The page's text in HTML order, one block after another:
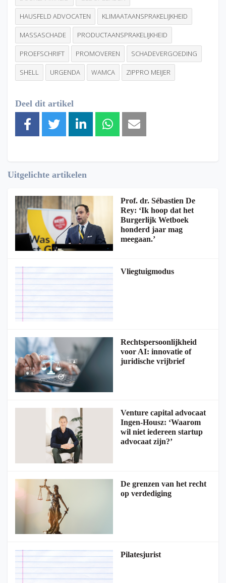
HAUSFELD ADVOCATEN KLIMAATAANSPRAKELIJKHEID
MASSASCHADE PRODUCTAANSPRAKELIJKHEID
PROEFSCHRIFT PROMOVEREN SCHADEVERGOEDING
SHELL URGENDA WAMCA ZIPPRO MEIJER
Deel dit artikel
Uitgelichte artikelen
Prof. dr. Sébastien De
Rey: ‘Ik hoop dat het
Burgerlijk Wetboek
honderd jaar mag
meegaan.’
Vliegtuigmodus
Rechtspersoonlijkheid
voor AI: innovatie of
juridische vrijbrief
Venture capital advocaat
Ingen-Housz: ‘Waarom
wil niet iedereen startup
advocaat zijn?’
De grenzen van het recht
op verdediging
Pilatesjurist